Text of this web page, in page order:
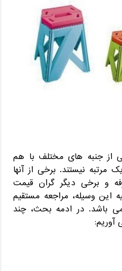
از جنبه های مختلف با هم
مرتبه نیستند. برخی از آنها
و برخی دیگر گران قیمت
این وسیله، مراجعه مستقیم
می باشد. در ادمه بحث، چند
آوریم: